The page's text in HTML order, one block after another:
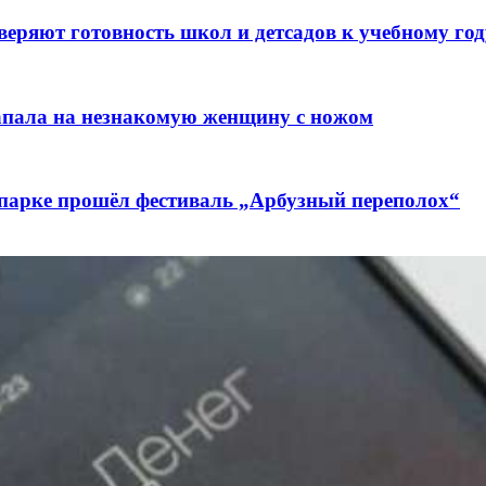
готовность школ и детсадов к учебному
на незнакомую женщину с ножом
прошёл фестиваль „Арбузный переполох“
контракты на 3,6 млн долларов